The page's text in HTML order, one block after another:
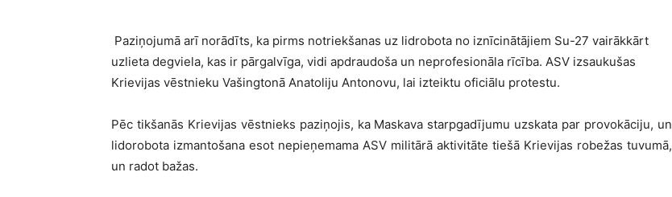
Paziņojumā arī norādīts, ka pirms notriekšanas uz lidrobota no iznīcinātājiem Su-27 vairākkārt
uzlieta degviela, kas ir pārgalvīga, vidi apdraudoša un neprofesionāla rīcība. ASV izsaukušas
Krievijas vēstnieku Vašingtonā Anatoliju Antonovu, lai izteiktu oficiālu protestu.
Pēc tikšanās Krievijas vēstnieks paziņojis, ka Maskava starpgadījumu uzskata par provokāciju, un
lidorobota izmantošana esot nepieņemama ASV militārā aktivitāte tiešā Krievijas robežas tuvumā,
un radot bažas.